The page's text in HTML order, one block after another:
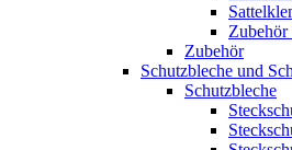
Zubehör
Zubehör
Schutzbleche und
Schutzbleche